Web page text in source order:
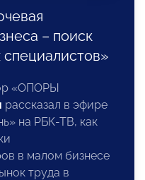
– поиск
«ОПОРЫ
рассказал в эфире
на РБК-ТВ, как
в малом бизнесе
труда в